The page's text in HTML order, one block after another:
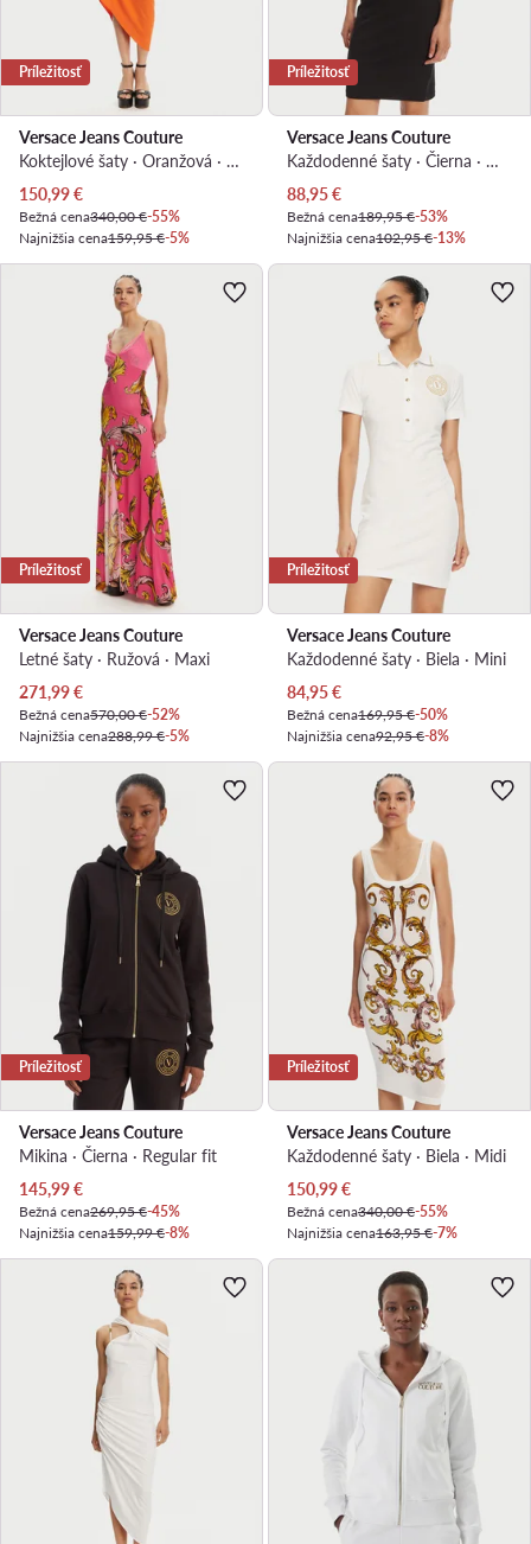
Príležitosť
Versace Jeans Couture
Koktejlové šaty · Oranžová · Midi, Asymetrická
Aktuálna cena
150,99€
Bežná cena340,00 €-55%
Najnižšia cena159,95 €-5%
Príležitosť
Versace Jeans Couture
Každodenné šaty · Čierna · Mini
Aktuálna cena
88,95€
Bežná cena189,95 €-53%
Najnižšia cena102,95 €-13%
Príležitosť
Versace Jeans Couture
Letné šaty · Ružová · Maxi
Aktuálna cena
271,99€
Bežná cena570,00 €-52%
Najnižšia cena288,99 €-5%
Príležitosť
Versace Jeans Couture
Každodenné šaty · Biela · Mini
Aktuálna cena
84,95€
Bežná cena169,95 €-50%
Najnižšia cena92,95 €-8%
Príležitosť
Versace Jeans Couture
Mikina · Čierna · Regular fit
Aktuálna cena
145,99€
Bežná cena269,95 €-45%
Najnižšia cena159,99 €-8%
Príležitosť
Versace Jeans Couture
Každodenné šaty · Biela · Midi
Aktuálna cena
150,99€
Bežná cena340,00 €-55%
Najnižšia cena163,95 €-7%